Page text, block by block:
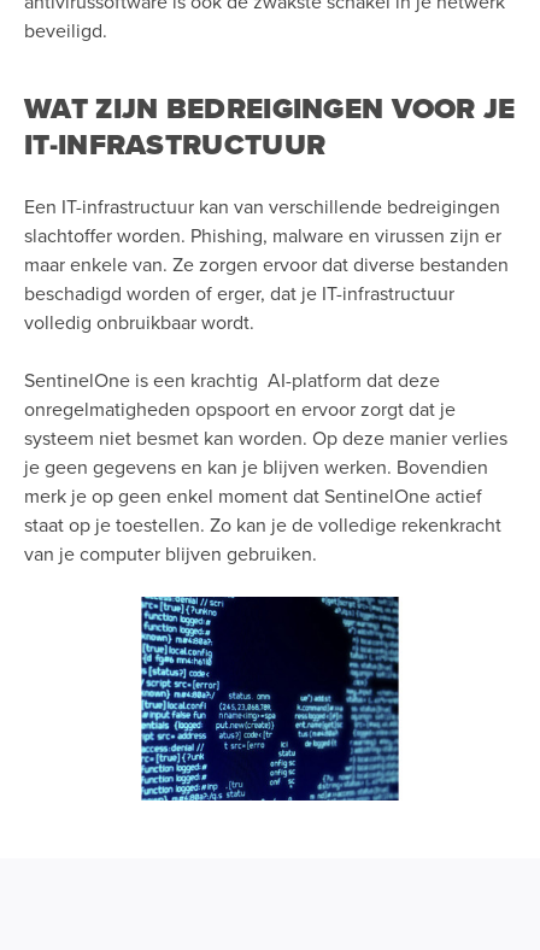
beveiligd.
WAT ZIJN BEDREIGINGEN VOOR JE
IT-INFRASTRUCTUUR
Een IT-infrastructuur kan van verschillende bedreigingen
slachtoffer worden. Phishing, malware en virussen zijn er
maar enkele van. Ze zorgen ervoor dat diverse bestanden
beschadigd worden of erger, dat je IT-infrastructuur
volledig onbruikbaar wordt.
SentinelOne is een krachtig AI-platform dat deze
onregelmatigheden opspoort en ervoor zorgt dat je
systeem niet besmet kan worden. Op deze manier verlies
je geen gegevens en kan je blijven werken. Bovendien
merk je op geen enkel moment dat SentinelOne actief
staat op je toestellen. Zo kan je de volledige rekenkracht
van je computer blijven gebruiken.